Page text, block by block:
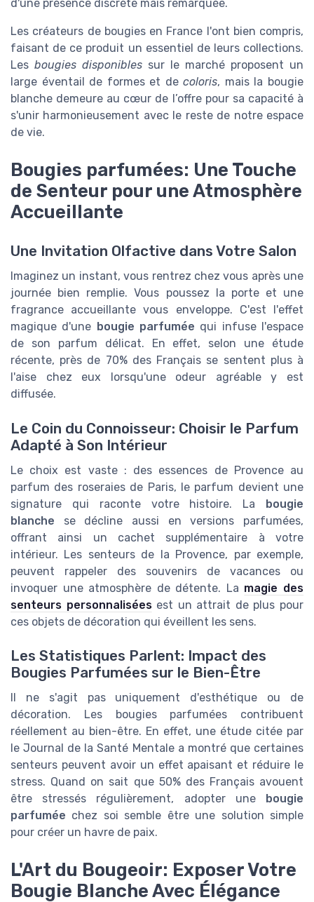
d'une présence discrète mais remarquée.
Les créateurs de bougies en France l'ont bien compris,
faisant de ce produit un essentiel de leurs collections.
Les bougies disponibles sur le marché proposent un
large éventail de formes et decoloris, mais la bougie
blanche demeure au cœur de l’offre pour sa capacité à
s'unir harmonieusement avec le reste de notre espace
de vie.
Bougies parfumées: Une Touche
de Senteur pour une Atmosphère
Accueillante
Une Invitation Olfactive dans Votre Salon
Imaginez un instant, vous rentrez chez vous après une
journée bien remplie. Vous poussez la porte et une
fragrance accueillante vous enveloppe. C'est l'effet
magique d'une bougie parfumée qui infuse l'espace
de son parfum délicat. En effet, selon une étude
récente, près de 70% des Français se sentent plus à
l'aise chez eux lorsqu'une odeur agréable y est
diffusée.
Le Coin du Connoisseur: Choisir le Parfum
Adapté à Son Intérieur
Le choix est vaste : des essences de Provence au
parfum des roseraies de Paris, le parfum devient une
signature qui raconte votre histoire. La bougie
blanche se décline aussi en versions parfumées,
offrant ainsi un cachet supplémentaire à votre
intérieur. Les senteurs de la Provence, par exemple,
peuvent rappeler des souvenirs de vacances ou
invoquer une atmosphère de détente. La magie des
senteurs personnaliséesest un attrait de plus pour
ces objets de décoration qui éveillent les sens.
Les Statistiques Parlent: Impact des
Bougies Parfumées sur le Bien-Être
Il ne s'agit pas uniquement d'esthétique ou de
décoration. Les bougies parfumées contribuent
réellement au bien-être. En effet, une étude citée par
le Journal de la Santé Mentale a montré que certaines
senteurs peuvent avoir un effet apaisant et réduire le
stress. Quand on sait que 50% des Français avouent
être stressés régulièrement, adopter une bougie
parfumée chez soi semble être une solution simple
pour créer un havre de paix.
L'Art du Bougeoir: Exposer Votre
Bougie Blanche Avec Élégance